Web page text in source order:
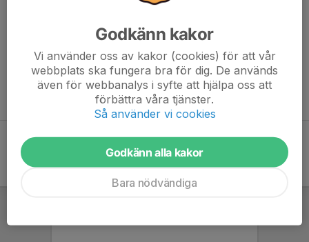
P11-12
Tränare
Niclas Lindberg, Charles Wenberg, Erik Bengtsson, Andreas
Jansson & Andreas Risfelt.
Godkänn kakor
Vi använder oss av kakor (cookies) för att vår
webbplats ska fungera bra för dig. De används
även för webbanalys i syfte att hjälpa oss att
förbättra våra tjänster.
Så använder vi cookies
Godkänn alla kakor
Bara nödvändiga